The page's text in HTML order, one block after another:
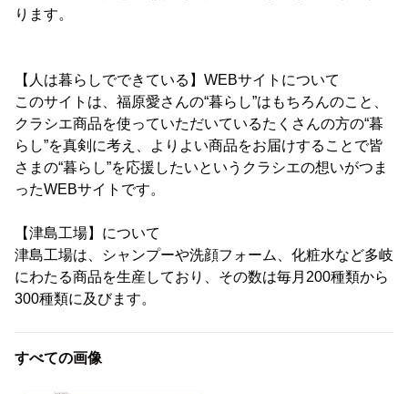
ります。
【人は暮らしでできている】WEBサイトについて
このサイトは、福原愛さんの“暮らし”はもちろんのこと、
クラシエ商品を使っていただいているたくさんの方の“暮
らし”を真剣に考え、よりよい商品をお届けすることで皆
さまの“暮らし”を応援したいというクラシエの想いがつま
ったWEBサイトです。
【津島工場】について
津島工場は、シャンプーや洗顔フォーム、化粧水など多岐
にわたる商品を生産しており、その数は毎月200種類から
300種類に及びます。
すべての画像